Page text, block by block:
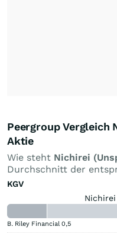
Peergroup Vergleich
Aktie
Wie steht Nichirei
Durchschnitt der
KGV
Nichirei
B. Riley Financial 0,5